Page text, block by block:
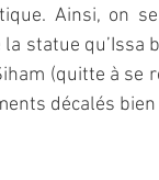
Ainsi, on
statue
(quitte à se
décalés